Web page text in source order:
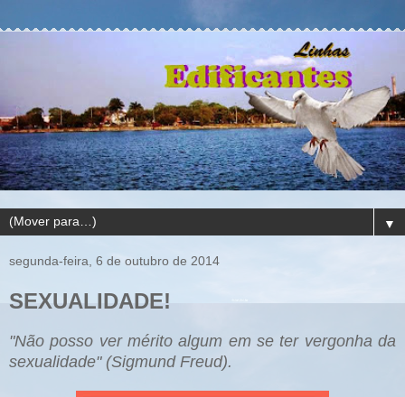
▼
segunda-feira, 6 de outubro de 2014
SEXUALIDADE!
"Não posso ver méritoalgum em se ter vergonha da
sexualidade"(Sigmund Freud).